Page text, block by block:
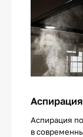
Аспирация
в